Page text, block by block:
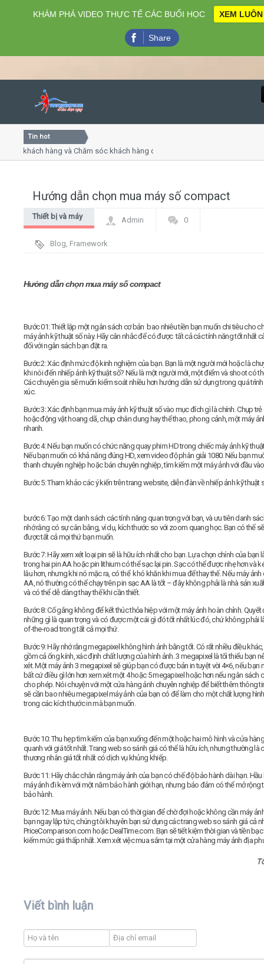
Close
Home
Giới thiệu
Video
Kiến thức
Liên hệ - Đăng ký
Tìm kiếm
Tin hot
khách hàng và Chăm sóc khách hàng chuyên nghiệp
Hướng dẫn chọn mua máy số compact
Thiết bị và máy
Admin 0
Blog, Framework
Hướng dẫn chọn mua máy số compact
Bước 01:Thiết lập một ngân sách cơ bản bao nhiêu tiền bạn muốn chi tiêu cho
máy ảnh kỹ thuật số này. Hãy cân nhắc để có được tất cả các tính năng tốt nhất
đối với ngân sách bạn đặt ra.
Bước 2:Xác định mức độ kinh nghiệm của bạn. Bạn là một người mới hoặc là
khi nói đến nhiếp ảnh kỹ thuật số? Nếu là một người mới, một điểm và shoot có
Các chuyên gia sẽ muốn kiểm soát nhiều hơn hướng dẫn sử dụng trong quá
xúc.
Bước 3:Xác định bạn mua máy ảnh kỹ thuật số vào mục đích gì là chính. Chụp trẻ
hoặc động vật hoang dã, chụp chân dung hay thể thao, phong cảnh, một máy
nhanh.
Bước 4:Nếu bạn muốn có chức năng quay phim HD trong chiếc máy ảnh kỹ
Nếu bạn muốn có khả năng đúng HD, xem video độ phân giải 1080. Nếu bạn
thanh chuyên nghiệp hoặc bán chuyên nghiệp, tìm kiếm một máy ảnh với đầu
Bước 5:Tham khảo các ý kiến trên trang website, diễn đàn về nhiếp ảnh kỹ thuật
bước 6:Tạo một danh sách các tính năng quan trọng với bạn, và ưu tiên danh
nhớ rằng có sự cân bằng, ví dụ, kích thước so với zoom quang học. Bạn có thể
được tất cả mọi thứ bạn muốn.
Bước 7:Hãy xem xét loại pin sẽ là hữu ích nhất cho bạn. Lựa chọn chính của bạn
trong hai pin AA hoặc pin lithium có thể sạc lại pin. Sạc có thể được nhẹ hơn và
lâu hơn, nhưng khi nó mặc ra, có thể khó khăn khi mua để thay thế. Nếu máy ảnh
AA, nó thường có thể chạy trên pin sạc AA là tốt – đây không phải là nhà sản
và có thể dễ dàng thay thế khi cần thiết.
Bước 8:Cố gắng không để kết thúc thỏa hiệp với một máy ảnh hoàn chỉnh. Quyết
những gì là quan trọng và có được một cái gì đó tốt nhất lúc đó, chứ không phải
of-the-road trong tất cả mọi thứ.
Bước 9:Hãy nhớ rằng megapixel không hình ảnh bằng tốt. Có rất nhiều điều
gồm cả ống kính, xác định chất lượng của hình ảnh. 3 megapixel là tối thiểu bạn
xét. Một máy ảnh 3 megapixel sẽ giúp bạn có được bản in tuyệt vời 4×6, nếu bạn
bất cứ điều gì lớn hơn xem xét một 4 hoặc 5 megapixel hoặc hơn nếu ngân sách
cho phép. Nói chuyện với một cửa hàng ảnh chuyên nghiệp để biết thêm thông
sẽ cần bao nhiêu megapixel máy ảnh của bạn có để làm cho một chất lượng
trong các kích thước in mà bạn muốn.
Bước 10:Thu hẹp tìm kiếm của bạn xuống đến một hoặc hai mô hình và cửa
quanh với giá tốt nhất. Trang web so sánh giá có thể là hữu ích, nhưng thường là
thương nhân giá tốt nhất có dịch vụ khủng khiếp.
Bước 11:Hãy chắc chắn rằng máy ảnh của bạn có chế độ bảo hành dài hạn. Hầu
máy ảnh đi kèm với một năm bảo hành giới hạn, nhưng bảo đảm có thể mở rộng
bảo hành.
Bước 12:Mua máy ảnh. Nếu bạn có thời gian để chờ đợi hoặc không cần máy
bạn ngay lập tức, chúng tôi khuyên bạn sử dụng các trang web so sánh giá cả
PriceComparison.com hoặc DealTime.com. Bạn sẽ tiết kiệm thời gian và tiền
kiếm mức giá thấp nhất. Xem xét việc mua sắm tại một cửa hàng máy ảnh địa
Viết bình luận
KHÁM PHÁ VIDEO THỰC TẾ CÁC BUỔI HỌC XEM LUÔN
Share